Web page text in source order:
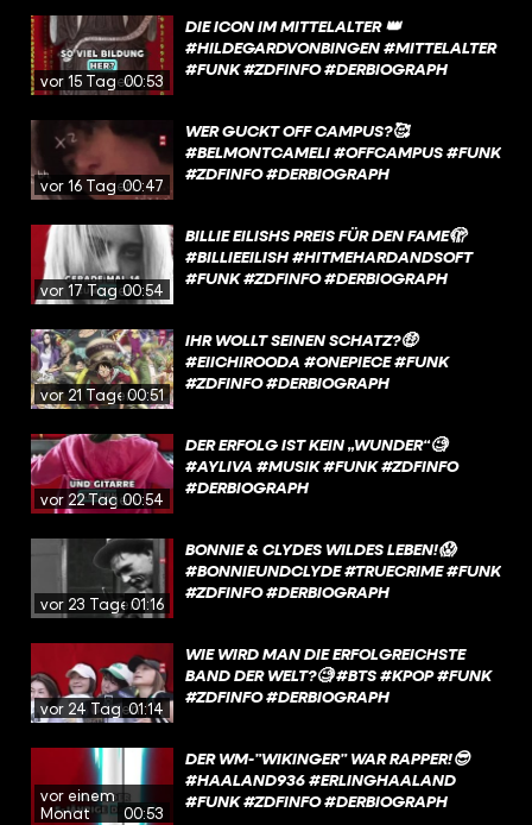
vor 15 Tagen00:53
DIE ICON IM MITTELALTER 👑
#HILDEGARDVONBINGEN #MITTELALTER
#FUNK #ZDFINFO #DERBIOGRAPH
vor 16 Tagen00:47
WER GUCKT OFF CAMPUS?🥰
#BELMONTCAMELI #OFFCAMPUS #FUNK
#ZDFINFO #DERBIOGRAPH
vor 17 Tagen00:54
BILLIE EILISHS PREIS FÜR DEN FAME🫣
#BILLIEEILISH #HITMEHARDANDSOFT
#FUNK #ZDFINFO #DERBIOGRAPH
vor 21 Tagen00:51
IHR WOLLT SEINEN SCHATZ?🤑
#EIICHIROODA #ONEPIECE #FUNK
#ZDFINFO #DERBIOGRAPH
vor 22 Tagen00:54
DER ERFOLG IST KEIN „WUNDER“🧐
#AYLIVA #MUSIK #FUNK #ZDFINFO
#DERBIOGRAPH
vor 23 Tagen01:16
BONNIE & CLYDES WILDES LEBEN!😱
#BONNIEUNDCLYDE #TRUECRIME #FUNK
#ZDFINFO #DERBIOGRAPH
vor 24 Tagen01:14
WIE WIRD MAN DIE ERFOLGREICHSTE
BAND DER WELT?🧐 #BTS #KPOP #FUNK
#ZDFINFO #DERBIOGRAPH
vor einem
Monat
00:53
DER WM-”WIKINGER” WAR RAPPER!😎
#HAALAND936 #ERLINGHAALAND
#FUNK #ZDFINFO #DERBIOGRAPH